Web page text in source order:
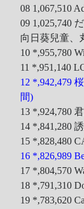
08 1,067,510
09 1,025,740
向日葵兒童、
10 *,955,780
11 *,951,140
12 *,942,479
間)
13 *,924,780
14 *,841,280
15 *,828,480
16 *,826,989
17 *,804,570
18 *,791,310
19 *,783,620